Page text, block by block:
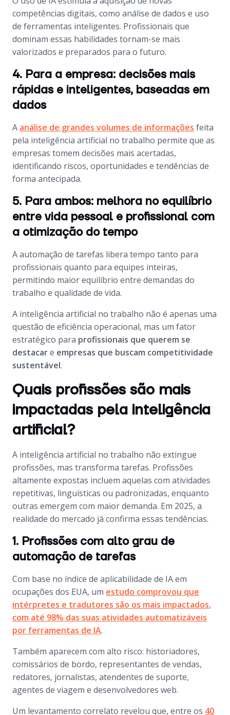
competências digitais, como análise de dados e uso
de ferramentas inteligentes. Profissionais que
dominam essas habilidades tornam-se mais
valorizados e preparados para o futuro.
4. Para a empresa: decisões mais
rápidas e inteligentes, baseadas em
dados
A análise de grandes volumes de informações feita
pela inteligência artificial no trabalho permite que as
empresas tomem decisões mais acertadas,
identificando riscos, oportunidades e tendências de
forma antecipada.
5. Para ambos: melhora no equilíbrio
entre vida pessoal e profissional com
a otimização do tempo
A automação de tarefas libera tempo tanto para
profissionais quanto para equipes inteiras,
permitindo maior equilíbrio entre demandas do
trabalho e qualidade de vida.
A inteligência artificial no trabalho não é apenas uma
questão de eficiência operacional, mas um fator
estratégico para profissionais que querem se
destacare empresas que buscam competitividade
sustentável.
Quais profissões são mais
impactadas pela inteligência
artificial?
A inteligência artificial no trabalho não extingue
profissões, mas transforma tarefas. Profissões
altamente expostas incluem aquelas com atividades
repetitivas, linguísticas ou padronizadas, enquanto
outras emergem com maior demanda. Em 2025, a
realidade do mercado já confirma essas tendências.
1. Profissões com alto grau de
automação de tarefas
Com base no índice de aplicabilidade de IA em
ocupações dos EUA, um estudo comprovou que
intérpretes e tradutores são os mais impactados,
com até 98% das suas atividades automatizáveis
por ferramentas de IA.
Também aparecem com alto risco: historiadores,
comissários de bordo, representantes de vendas,
redatores, jornalistas, atendentes de suporte,
agentes de viagem e desenvolvedores web.
Um levantamento correlato revelou que, entre os 40